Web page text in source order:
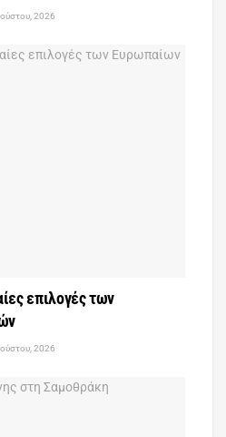
2026
επιλογές των
2026